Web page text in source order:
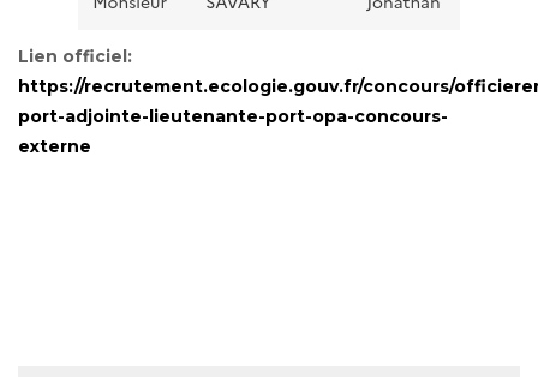
Lien officiel:
https://recrutement.ecologie.gouv.fr/concours/
port-adjointe-lieutenante-port-opa-concours-
externe